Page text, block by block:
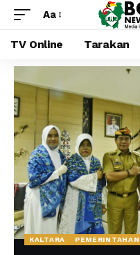
Aa
TV Online Tarakan
KALTARA PEMERINTAHAN